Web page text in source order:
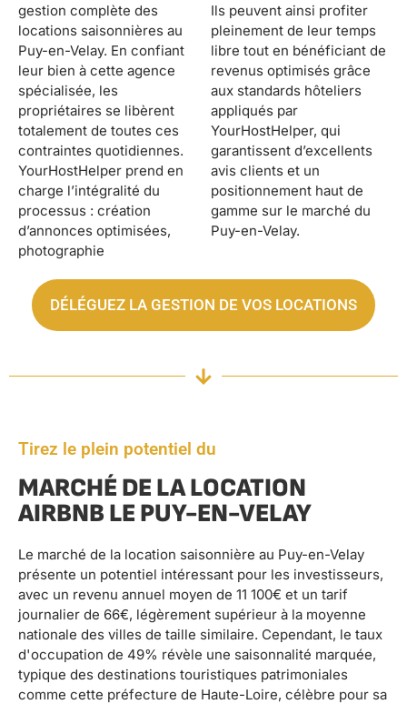
gestion complète des
locations saisonnières au
Puy-en-Velay. En confiant
leur bien à cette agence
spécialisée, les
propriétaires se libèrent
totalement de toutes ces
contraintes quotidiennes.
YourHostHelper prend en
charge l’intégralité du
processus : création
d’annonces optimisées,
photographie
Ils peuvent ainsi profiter
pleinement de leur temps
libre tout en bénéficiant de
revenus optimisés grâce
aux standards hôteliers
appliqués par
YourHostHelper, qui
garantissent d’excellents
avis clients et un
positionnement haut de
gamme sur le marché du
Puy-en-Velay.
DÉLÉGUEZ LA GESTION DE VOS LOCATIONS
Tirez le plein potentiel du
MARCHÉ DE LA LOCATION
AIRBNB LE PUY-EN-VELAY
Le marché de la location saisonnière au Puy-en-Velay
présente un potentiel intéressant pour les investisseurs,
avec un revenu annuel moyen de 11 100€ et un tarif
journalier de 66€, légèrement supérieur à la moyenne
nationale des villes de taille similaire. Cependant, le taux
d'occupation de 49% révèle une saisonnalité marquée,
typique des destinations touristiques patrimoniales
comme cette préfecture de Haute-Loire, célèbre pour sa